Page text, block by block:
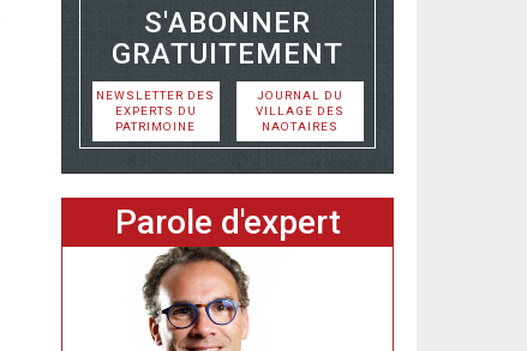
S'ABONNER
GRATUITEMENT
NEWSLETTER DES
EXPERTS DU
PATRIMOINE
JOURNAL DU
VILLAGE DES
NAOTAIRES
Parole d'expert